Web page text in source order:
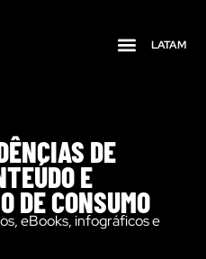
LATAM
DE
E
DE CONSUMO
eBooks, infográficos e